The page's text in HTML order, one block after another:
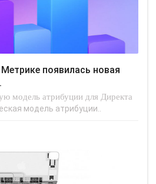
модель атрибуции для Директа
модель атрибуции..